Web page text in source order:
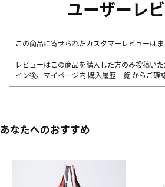
ユーザーレ
この商品に寄せられたカスタマーレビューはま
レビューはこの商品を購入した方のみ投稿い
イン後、マイページ内 購入履歴一覧 からご確
あなたへのおすすめ